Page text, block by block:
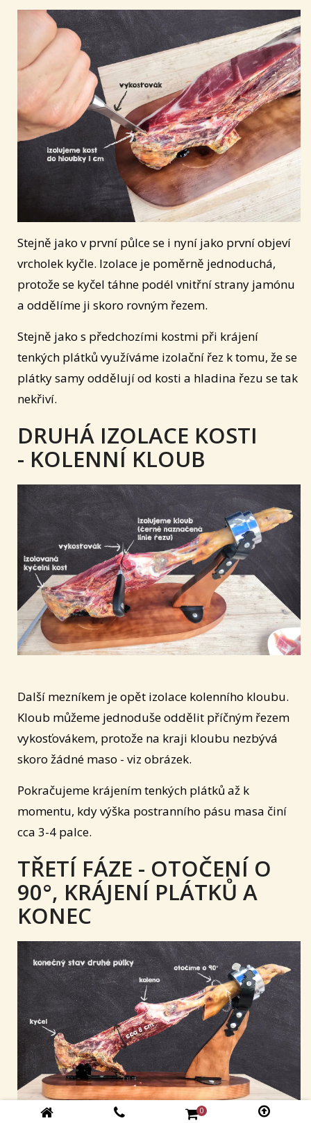
Stejně jako v první půlce se i nyní jako první objeví
vrcholek kyčle. Izolace je poměrně jednoduchá,
protože se kyčel táhne podél vnitřní strany jamónu
a oddělíme ji skoro rovným řezem.
Stejně jako s předchozími kostmi při krájení
tenkých plátků využíváme izolační řez k tomu, že se
plátky samy oddělují od kosti a hladina řezu se tak
nekřiví.
DRUHÁ IZOLACE KOSTI
- KOLENNÍ KLOUB
Další mezníkem je opět izolace kolenního kloubu.
Kloub můžeme jednoduše oddělit příčným řezem
vykosťovákem, protože na kraji kloubu nezbývá
skoro žádné maso - viz obrázek.
Pokračujeme krájením tenkých plátků až k
momentu, kdy výška postranního pásu masa činí
cca 3-4 palce.
TŘETÍ FÁZE - OTOČENÍ O
90°, KRÁJENÍ PLÁTKŮ A
KONEC
0